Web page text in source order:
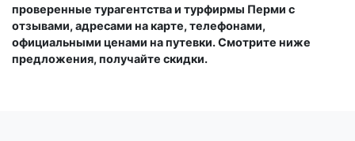
проверенные турагентства и турфирмы Перми с
отзывами, адресами на карте, телефонами,
официальными ценами на путевки. Смотрите ниже
предложения, получайте скидки.